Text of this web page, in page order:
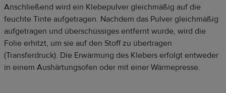
Anschließend wird ein Klebepulver gleichmäßig auf die
feuchte Tinte aufgetragen. Nachdem das Pulver gleichmäßig
aufgetragen und überschüssiges entfernt wurde, wird die
Folie erhitzt, um sie auf den Stoff zu übertragen
(Transferdruck). Die Erwärmung des Klebers erfolgt entweder
in einem Aushärtungsofen oder mit einer Wärmepresse.